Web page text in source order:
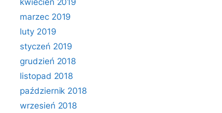
kwiecień 2019
marzec 2019
luty 2019
styczeń 2019
grudzień 2018
listopad 2018
październik 2018
wrzesień 2018